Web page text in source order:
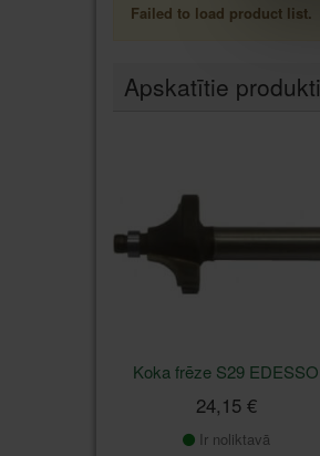
Failed to load product list.
Apskatītie produkti
Koka frēze S29 EDESSO
24,15 €
Ir noliktavā